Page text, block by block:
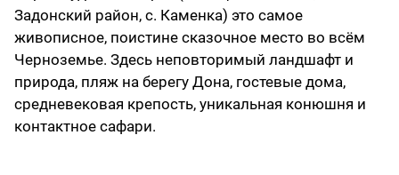
Задонский район, с. Каменка) это самое
живописное, поистине сказочное место во всём
Черноземье. Здесь неповторимый ландшафт и
природа, пляж на берегу Дона, гостевые дома,
средневековая крепость, уникальная конюшня и
контактное сафари.